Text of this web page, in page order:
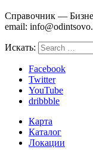
Справочник —
email:
Искать:
Facebook
Twitter
YouTube
dribbble
Карта
Каталог
Локации